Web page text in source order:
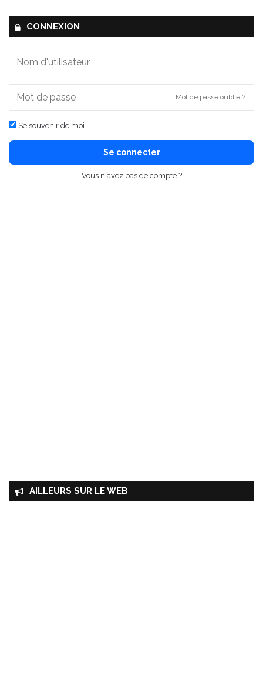
CONNEXION
Mot de passe oublié ?
Se souvenir de moi
Se connecter
Vous n'avez pas de compte ?
AILLEURS SUR LE WEB